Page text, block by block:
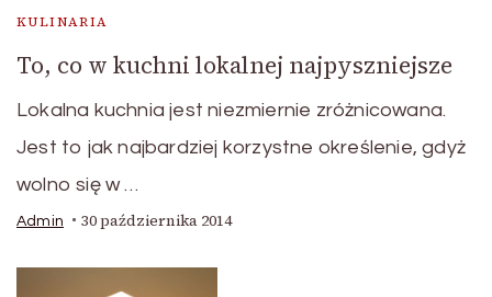
KULINARIA
To, co w kuchni lokalnej najpyszniejsze
Lokalna kuchnia jest niezmiernie zróżnicowana.
Jest to jak najbardziej korzystne określenie, gdyż
wolno się w …
Admin 30 października 2014